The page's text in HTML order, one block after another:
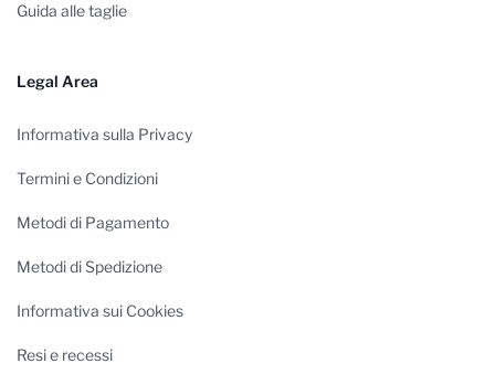
Guida alle taglie
Legal Area
Informativa sulla Privacy
Termini e Condizioni
Metodi di Pagamento
Metodi di Spedizione
Informativa sui Cookies
Resi e recessi